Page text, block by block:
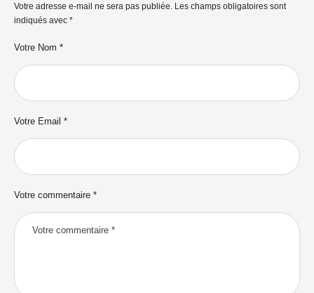
Votre adresse e-mail ne sera pas publiée. Les champs obligatoires sont
indiqués avec *
Votre commentaire *
Votre Nom *
Votre Email *